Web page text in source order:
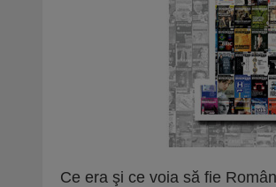
Ce era şi ce voia să fie